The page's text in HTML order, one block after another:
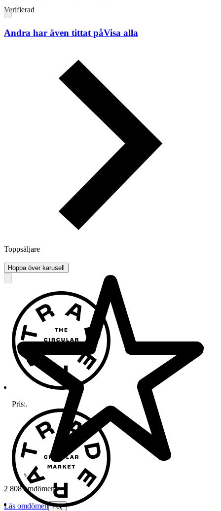
Verifierad
Toppsäljare
2 808 omdömen
Läs omdömen Följ
Andra har även tittat påVisa alla
Hoppa över karusell
Pris:.